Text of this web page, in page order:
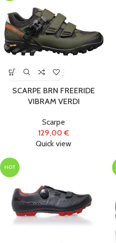
Officina e
manutenzione(31)
Ricambi (273)
Ricambi per
Monopattino
Elettrico(26)
Tag prodotto
SCARPE BRN FREERIDE
VIBRAM VERDI
Scarpe
129,00€
Quick view
HOT